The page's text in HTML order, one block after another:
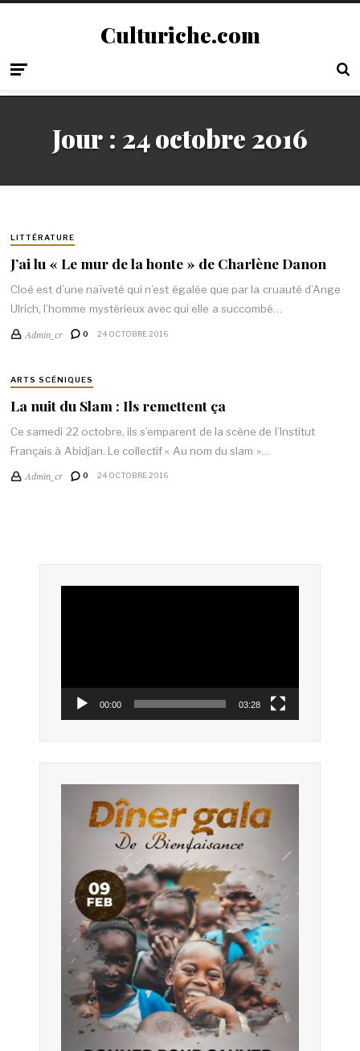
Culturiche.com
Jour : 24 octobre 2016
LITTÉRATURE
J’ai lu « Le mur de la honte » de Charlène Danon
Cloé est d’une naïveté qui n’est égalée que par la cruauté d’Ange
Ulrich, l’homme mystérieux avec qui elle a succombé…
Admin_cr 0 24 OCTOBRE 2016
ARTS SCÉNIQUES
La nuit du Slam : Ils remettent ça
Ce samedi 22 octobre, ils s’emparent de la scène de l’Institut
Français à Abidjan. Le collectif « Au nom du slam »…
Admin_cr 0 24 OCTOBRE 2016
00:00 03:28